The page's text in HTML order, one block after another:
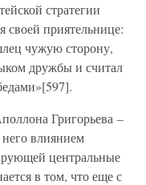
стратегии
своей приятельнице:
чужую сторону,
дружбы и считал
Григорьева –
влиянием
центральные
в том, что еще с